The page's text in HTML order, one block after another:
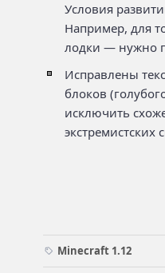
Условия
Например, для
лодки — нужно
Исправлены
блоков
исключить
экстремистских
Minecraft 1.12